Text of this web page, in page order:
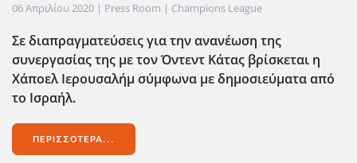
06 Απριλίου 2020 | Press Room | Champions League
Σε διαπραγματεύσεις για την ανανέωση της
συνεργασίας της με τον Όντεντ Κάτας βρίσκεται η
Χάποελ Ιερουσαλήμ σύμφωνα με δημοσιεύματα από
το Ισραήλ.
ΠΕΡΙΣΣΌΤΕΡΑ...